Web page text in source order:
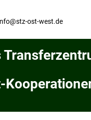
ost-west.de